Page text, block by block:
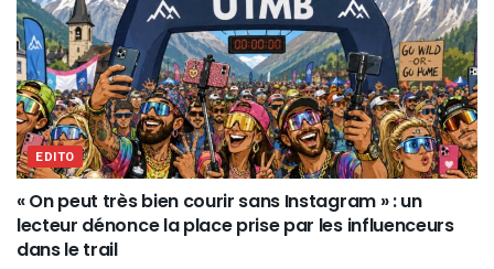
EDITO
« On peut très bien courir sans Instagram » : un
lecteur dénonce la place prise par les influenceurs
dans le trail